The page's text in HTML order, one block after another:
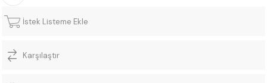
İstek Listeme Ekle
Karşılaştır